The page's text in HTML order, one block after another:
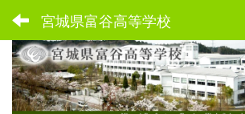
宮城県富谷高等学校